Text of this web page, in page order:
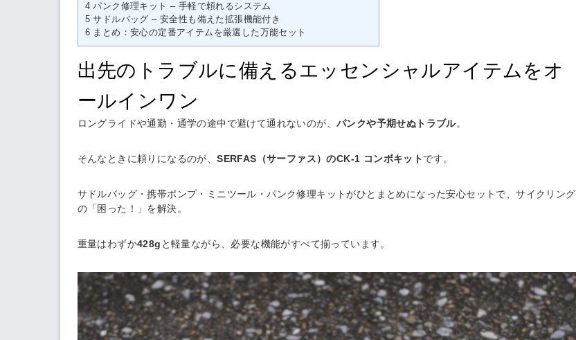
4 パンク修理キット – 手軽で頼れるシステム
5 サドルバッグ – 安全性も備えた拡張機能付き
6 まとめ：安心の定番アイテムを厳選した万能セット
出先のトラブルに備えるエッセンシャルアイテムをオ
ールインワン
ロングライドや通勤・通学の途中で避けて通れないのが、パンクや予期せぬトラブル。
そんなときに頼りになるのが、SERFAS（サーファス）のCK-1 コンボキットです。
サドルバッグ・携帯ポンプ・ミニツール・パンク修理キットがひとまとめになった安心セットで、サイクリング
の「困った！」を解決。
重量はわずか428g と軽量ながら、必要な機能がすべて揃っています。